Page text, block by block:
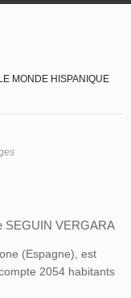
MONDE HISPANIQUE
SEGUIN VERGARA
(Espagne), est
2054 habitants